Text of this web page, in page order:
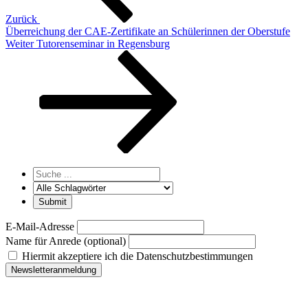
Zurück
Überreichung der CAE-Zertifikate an Schülerinnen der Oberstufe
Nächster
Weiter Tutorenseminar in Regensburg
E-Mail-Adresse
Name für Anrede (optional)
Hiermit akzeptiere ich die Datenschutzbestimmungen